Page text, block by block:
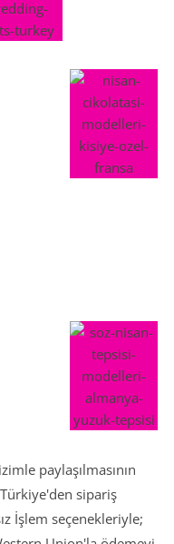
paylaşılmasının
sipariş
İşlem seçenekleriyle;